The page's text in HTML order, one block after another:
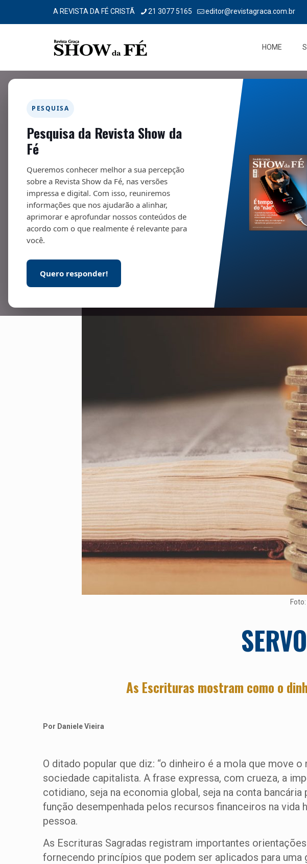
A REVISTA DA FÉ CRISTÃ 21 3077 5165 editor@revistagraca.com.br
HOME
PESQUISA
Pesquisa da Revista Show da
Fé
Queremos conhecer melhor a sua percepção
sobre a Revista Show da Fé, nas versões
impressa e digital. Com isso, reuniremos
informações que nos ajudarão a alinhar,
aprimorar e aprofundar nossos conteúdos de
acordo com o que realmente é relevante para
você.
Quero responder!
SERVO OU SENHOR?
Facebook Twitter
As Escrituras mostram como o
Por Daniele Vieira
O ditado popular que diz: “o dinheiro é a mola que move
sociedade capitalista. A frase expressa, com crueza, a
cotidiano, seja na economia global, seja na conta
função desempenhada pelos recursos financeiros na
pessoa.
As Escrituras Sagradas registram importantes
fornecendo princípios que podem ser aplicados para